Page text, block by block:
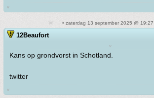
v
• zaterdag 13 september 2025 @ 19:27
12Beaufort
v
Kans op grondvorst in Schotland.
twitter
v